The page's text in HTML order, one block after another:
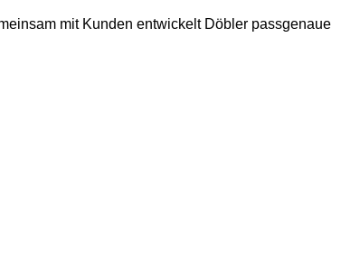
mit Kunden entwickelt Döbler passgenaue